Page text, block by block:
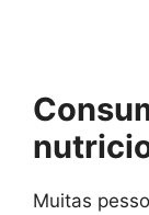
Muitas